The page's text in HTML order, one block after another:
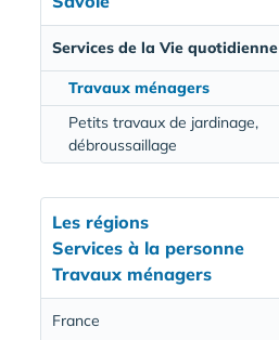
Services de la Vie quotidienne
Travaux ménagers
Petits travaux de jardinage,
débroussaillage
Les régions
Services à la personne
Travaux ménagers
France